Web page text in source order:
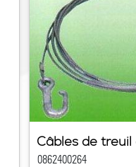
Câbles de
0862400264